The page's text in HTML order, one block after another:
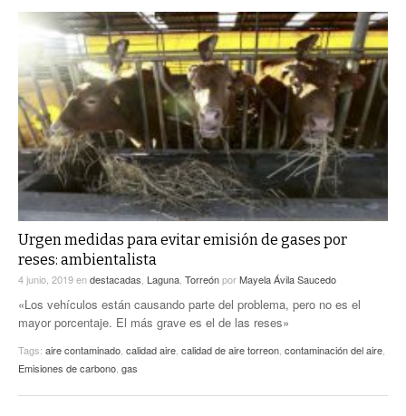
Urgen medidas para evitar emisión de gases por
reses: ambientalista
4 junio, 2019endestacadas Laguna TorreónporMayela Ávila Saucedo
«Los vehículos están causando parte del problema, pero no es el
mayor porcentaje. El más grave es el de las reses»
Tags: aire contaminado calidad aire calidad de aire torreon contaminación del aire
Emisiones de carbono gas